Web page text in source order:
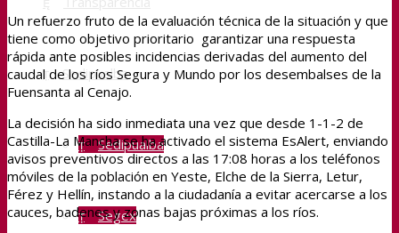
Sedipualba
Sedipualba
Segex
Un refuerzo fruto de la evaluación técnica de la situación y que
tiene como objetivo prioritario garantizar una respuesta
rápida ante posibles incidencias derivadas del aumento del
caudal de los ríos Segura y Mundo por los desembalses de la
Fuensanta al Cenajo.
La decisión ha sido inmediata una vez que desde 1-1-2 de
Castilla-La Mancha se ha activado el sistema EsAlert, enviando
avisos preventivos directos a las 17:08 horas a los teléfonos
móviles de la población en Yeste, Elche de la Sierra, Letur,
Férez y Hellín, instando a la ciudadanía a evitar acercarse a los
cauces, badenes y zonas bajas próximas a los ríos.